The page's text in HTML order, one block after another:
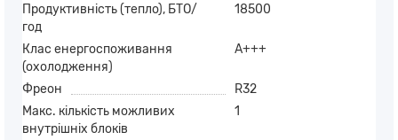
Продуктивність (тепло), БТО/
год
18500
Клас енергоспоживання
(охолодження)
A+++
Фреон
R32
Макс. кількість можливих
внутрішніх блоків
1